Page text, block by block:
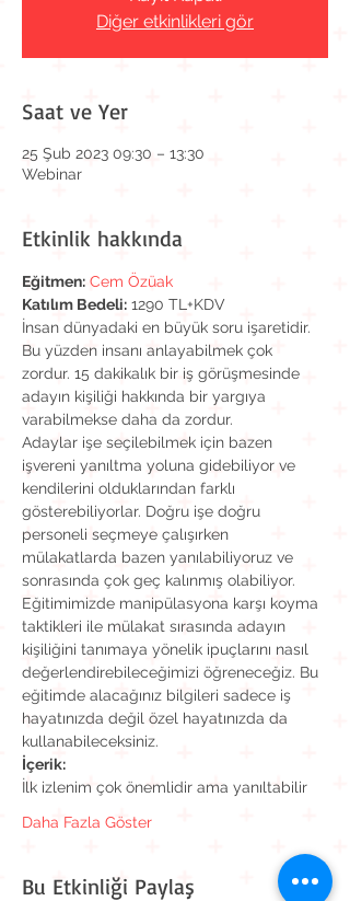
Diğer etkinlikleri gör
Saat ve Yer
25 Şub 2023 09:30 – 13:30
Webinar
Etkinlik hakkında
Eğitmen: Cem Özüak
Katılım Bedeli: 1290 TL+KDV
İnsan dünyadaki en büyük soru işaretidir.
Bu yüzden insanı anlayabilmek çok
zordur. 15 dakikalık bir iş görüşmesinde
adayın kişiliği hakkında bir yargıya
varabilmekse daha da zordur.
Adaylar işe seçilebilmek için bazen
işvereni yanıltma yoluna gidebiliyor ve
kendilerini olduklarından farklı
gösterebiliyorlar. Doğru işe doğru
personeli seçmeye çalışırken
mülakatlarda bazen yanılabiliyoruz ve
sonrasında çok geç kalınmış olabiliyor.
Eğitimimizde manipülasyona karşı koyma
taktikleri ile mülakat sırasında adayın
kişiliğini tanımaya yönelik ipuçlarını nasıl
değerlendirebileceğimizi öğreneceğiz. Bu
eğitimde alacağınız bilgileri sadece iş
hayatınızda değil özel hayatınızda da
kullanabileceksiniz.
İçerik:
İlk izlenim çok önemlidir ama yanıltabilir
Daha Fazla Göster
Bu Etkinliği Paylaş